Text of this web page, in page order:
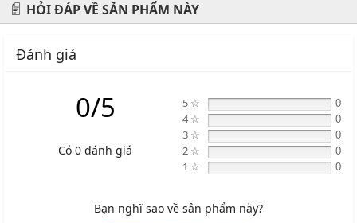
HỎI ĐÁP VỀ SẢN PHẨM NÀY
Đánh giá
0/5
Có 0 đánh giá
5 ☆ 0
4 ☆ 0
3 ☆ 0
2 ☆ 0
1 ☆ 0
Bạn nghĩ sao về sản phẩm này?